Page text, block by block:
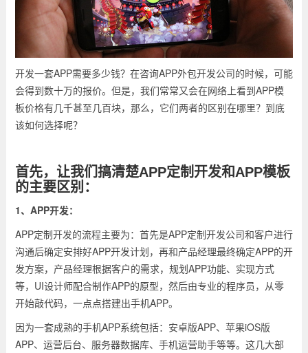
开发一套APP需要多少钱？在咨询APP外包开发公司的时候，可能
会得到数十万的报价。但是，我们常常又会在网络上看到APP模
板价格有几千甚至几百块，那么，它们两者的区别在哪里？到底
该如何选择呢？
首先，让我们搞清楚APP定制开发和APP模板
的主要区别：
1、APP开发：
APP定制开发的流程主要为：首先是APP定制开发公司和客户进行
沟通后确定安排好APP开发计划，再和产品经理最终确定APP的开
发方案，产品经理根据客户的需求，规划APP功能、实现方式
等，UI设计师配合制作APP的原型，然后由专业的程序员，从零
开始敲代码，一点点搭建出手机APP。
因为一套成熟的手机APP系统包括：安卓版APP、苹果iOS版
APP、运营后台、服务器数据库、手机运营助手等等。这几大部